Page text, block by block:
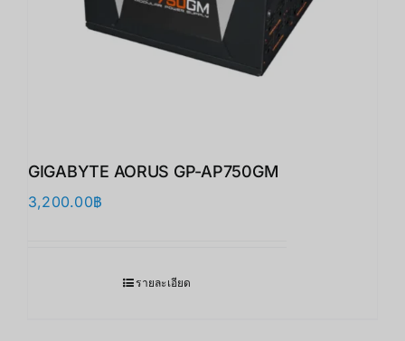
GIGABYTE AORUS GP-AP750GM
3,200.00฿
รายละเอียด